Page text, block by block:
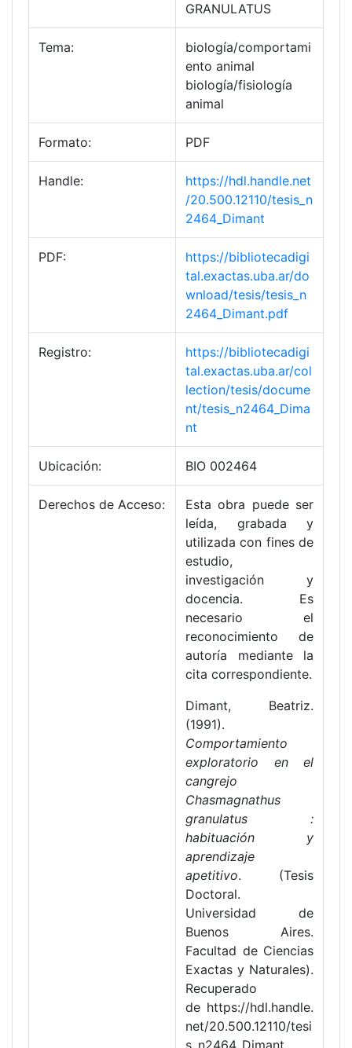
GRANULATUS
Tema:
biología/comportami
ento animal
biología/fisiología
animal
Formato: PDF
Handle:
https://hdl.handle.net
/20.500.12110/tesis_n
2464_Dimant
PDF:
https://bibliotecadigi
tal.exactas.uba.ar/do
wnload/tesis/tesis_n
2464_Dimant.pdf
Registro:
https://bibliotecadigi
tal.exactas.uba.ar/col
lection/tesis/docume
nt/tesis_n2464_Dima
nt
Ubicación: BIO 002464
Derechos de Acceso:
Esta obra puede ser
leída, grabada y
utilizada con fines de
estudio,
investigación y
docencia. Es
necesario el
reconocimiento de
autoría mediante la
cita correspondiente.
Dimant, Beatriz.
(1991).
Comportamiento
exploratorio en el
cangrejo
Chasmagnathus
granulatus :
habituación y
aprendizaje
apetitivo. (Tesis
Doctoral.
Universidad de
Buenos Aires.
Facultad de Ciencias
Exactas y Naturales).
Recuperado
de https://hdl.handle.
net/20.500.12110/tesi